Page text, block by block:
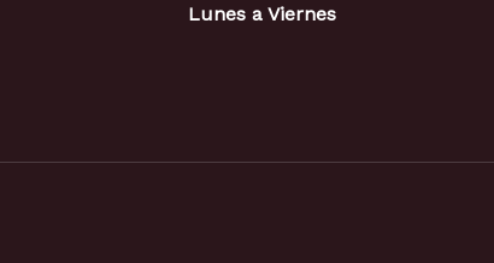
Lunes a Viernes